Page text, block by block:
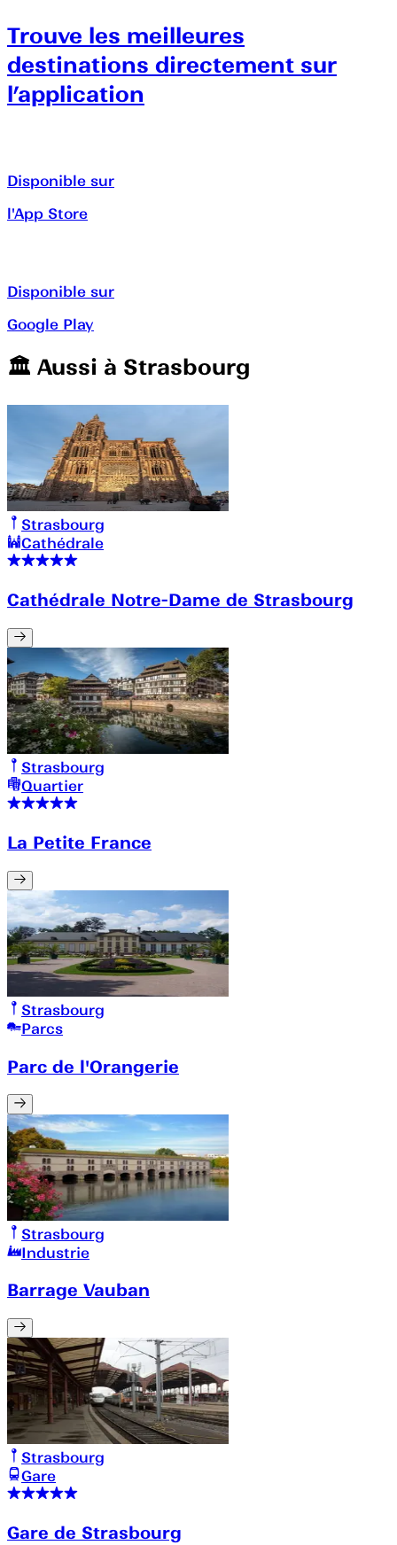
Trouve les meilleures
destinations directement sur
l’application
Disponible sur
l'App Store
Disponible sur
Google Play
🏛️️ Aussi à Strasbourg
Strasbourg
Cathédrale
Cathédrale Notre-Dame de Strasbourg
Strasbourg
Quartier
La Petite France
Strasbourg
Parcs
Parc de l'Orangerie
Strasbourg
Industrie
Barrage Vauban
Strasbourg
Gare
Gare de Strasbourg